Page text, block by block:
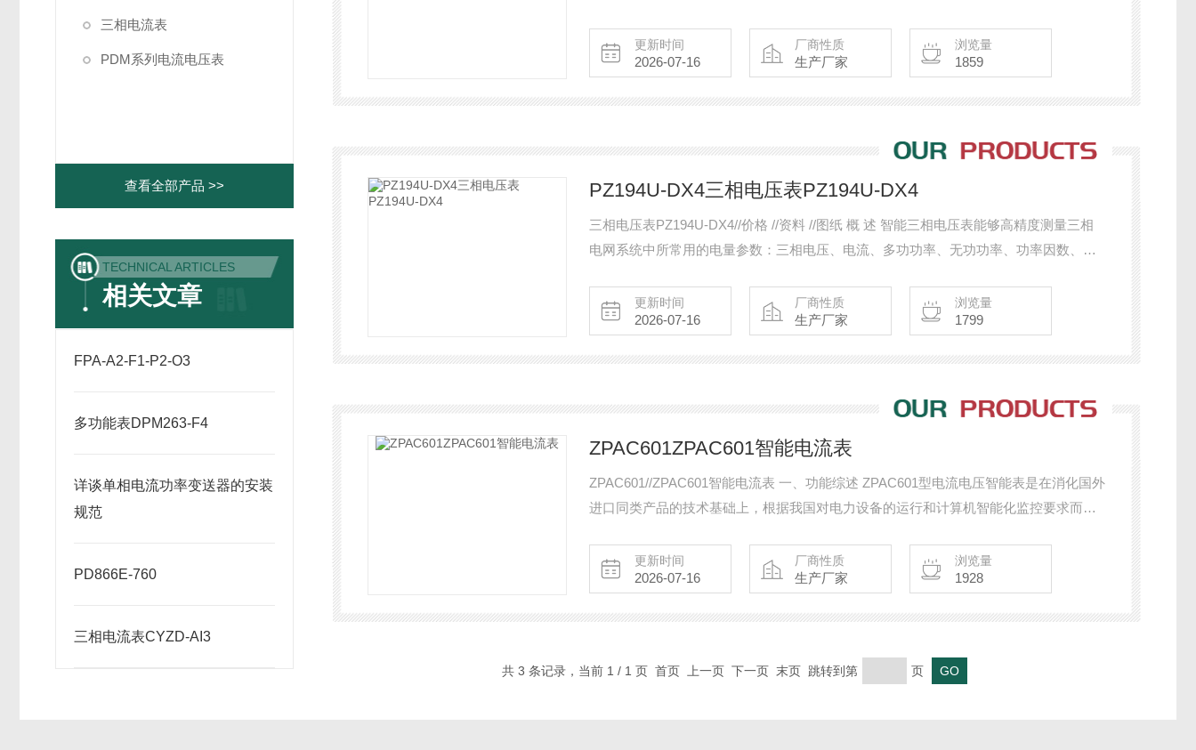
三相电流表
PDM系列电流电压表
查看全部产品 >>
TECHNICAL ARTICLES
相关文章
FPA-A2-F1-P2-O3
多功能表DPM263-F4
详谈单相电流功率变送器的安装
规范
PD866E-760
三相电流表CYZD-AI3
模拟指针表，可选带RS485接口，与微机进行数据交换，是适合工矿企业、民用建筑、
楼宇自动化等现代供
更新时间
2026-07-16
厂商性质
生产厂家
浏览量
1859
PZ194U-DX4三相电压表PZ194U-DX4
三相电压表PZ194U-DX4//价格 //资料 //图纸 概 述 智能三相电压表能够高精度测量三相
电网系统中所常用的电量参数：三相电压、电流、多功功率、无功功率、功率因数、电
更新时间
2026-07-16
厂商性质
生产厂家
浏览量
1799
ZPAC601ZPAC601智能电流表
ZPAC601//ZPAC601智能电流表 一、功能综述 ZPAC601型电流电压智能表是在消化国外
进口同类产品的技术基础上，根据我国对电力设备的运行和计算机智能化监控要求而设
的模拟指针表，可选带RS485接口，与微机进行数据交换，是适合工矿企业、民用建
筑、楼宇自动化等现代供配电系统的一种高性能自动化仪表。 二、主要技术指
更新时间
2026-07-16
厂商性质
生产厂家
浏览量
1928
共 3 条记录，当前 1 / 1 页 首页 上一页 下一页 末页 跳转到第 页